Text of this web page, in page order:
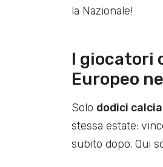
la Nazionale!
I giocatori
Europeo
Solo dodici
stessa estate:
subito dopo. Qui